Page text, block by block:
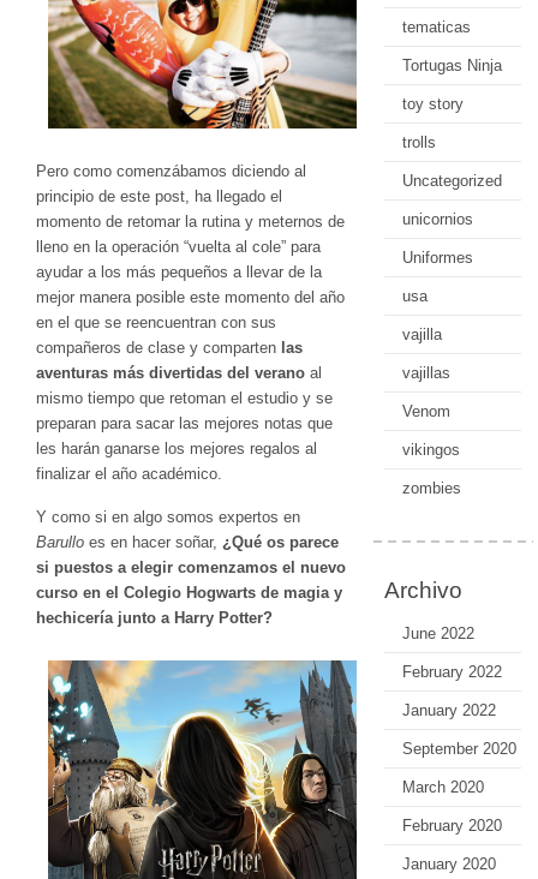
Pero como comenzábamos diciendo al
principio de este post, ha llegado el
momento de retomar la rutina y meternos de
lleno en la operación “vuelta al cole” para
ayudar a los más pequeños a llevar de la
mejor manera posible este momento del año
en el que se reencuentran con sus
compañeros de clase y comparten las
aventuras más divertidas del verano al
mismo tiempo que retoman el estudio y se
preparan para sacar las mejores notas que
les harán ganarse los mejores regalos al
finalizar el año académico.
Y como si en algo somos expertos en
Barullo es en hacer soñar, ¿Qué os parece
si puestos a elegir comenzamos el nuevo
curso en el Colegio Hogwarts de magia y
hechicería junto a Harry Potter?
tematicas
Tortugas Ninja
toy story
trolls
Uncategorized
unicornios
Uniformes
usa
vajilla
vajillas
Venom
vikingos
zombies
Archivo
June 2022
February 2022
January 2022
September 2020
March 2020
February 2020
January 2020